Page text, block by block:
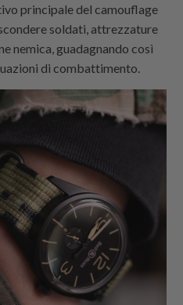
principale del camouflage
soldati, attrezzature
nemica, guadagnando così
di combattimento.